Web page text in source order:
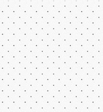
Все права на